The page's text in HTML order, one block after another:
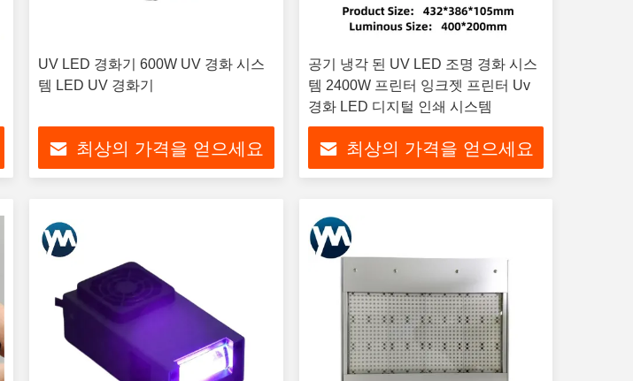
UV LED 경화기 600W UV 경화 시스
템 LED UV 경화기
최상의 가격을 얻으세요
공기 냉각 된 UV LED 조명 경화 시스
템 2400W 프린터 잉크젯 프린터 Uv
경화 LED 디지털 인쇄 시스템
최상의 가격을 얻으세요